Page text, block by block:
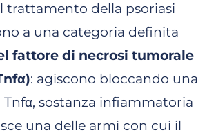
trattamento della psoriasi
a una categoria definita
fattore di necrosi tumorale
: agiscono bloccando una
Tnfα, sostanza infiammatoria
una delle armi con cui il